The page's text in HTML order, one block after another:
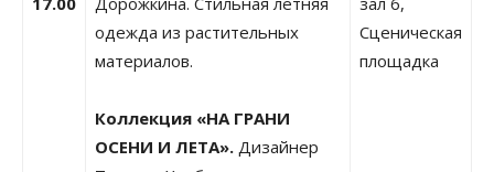
одежда из растительных
материалов.
Коллекция «НА ГРАНИ
ОСЕНИ И ЛЕТА». Дизайнер
Сценическая
площадка